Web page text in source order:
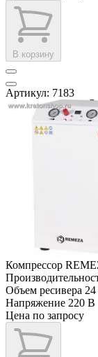
В корзину
Артикул: 7183
Компрессор
Объем ресивера
Напряжение 220 В
Цена по запросу